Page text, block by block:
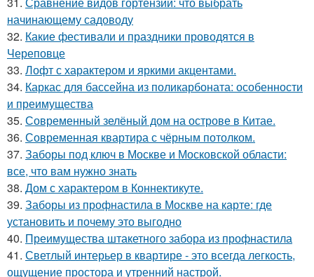
начинающему садоводу
32. Какие фестивали и праздники проводятся в
Череповце
33. Лофт с характером и яркими акцентами.
34. Каркас для бассейна из поликарбоната: особенности
и преимущества
35. Современный зелёный дом на острове в Китае.
36. Современная квартира с чёрным потолком.
37. Заборы под ключ в Москве и Московской области:
все, что вам нужно знать
38. Дом с характером в Коннектикуте.
39. Заборы из профнастила в Москве на карте: где
установить и почему это выгодно
40. Преимущества штакетного забора из профнастила
41. Светлый интерьер в квартире - это всегда легкость,
ощущение простора и утренний настрой.